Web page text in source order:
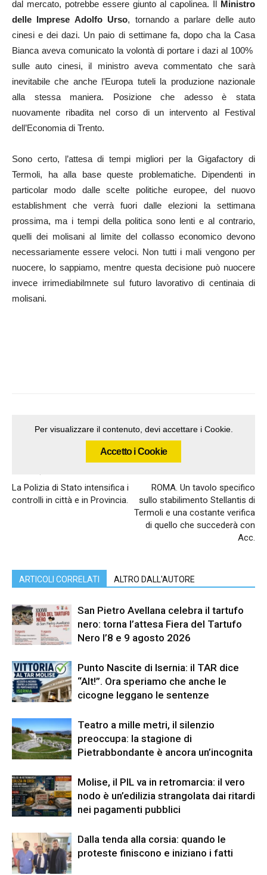
dal mercato, potrebbe essere giunto al capolinea. Il Ministro
delle Imprese Adolfo Urso, tornando a parlare delle auto
cinesi e dei dazi. Un paio di settimane fa, dopo cha la Casa
Bianca aveva comunicato la volontà di portare i dazi al 100%
sulle auto cinesi, il ministro aveva commentato che sarà
inevitabile che anche l’Europa tuteli la produzione nazionale
alla stessa maniera. Posizione che adesso è stata
nuovamente ribadita nel corso di un intervento al Festival
dell’Economia di Trento.
Sono certo, l’attesa di tempi migliori per la Gigafactory di
Termoli, ha alla base queste problematiche. Dipendenti in
particolar modo dalle scelte politiche europee, del nuovo
establishment che verrà fuori dalle elezioni la settimana
prossima, ma i tempi della politica sono lenti e al contrario,
quelli dei molisani al limite del collasso economico devono
necessariamente essere veloci. Non tutti i mali vengono per
nuocere, lo sappiamo, mentre questa decisione può nuocere
invece irrimediabilmnete sul futuro lavorativo di centinaia di
molisani.
Per visualizzare il contenuto, devi accettare i Cookie.
Accetto i Cookie
La Polizia di Stato intensifica i
controlli in città e in Provincia.
ROMA. Un tavolo specifico
sullo stabilimento Stellantis di
Termoli e una costante verifica
di quello che succederà con
Acc.
ARTICOLI CORRELATI ALTRO DALL'AUTORE
San Pietro Avellana celebra il tartufo
nero: torna l’attesa Fiera del Tartufo
Nero l’8 e 9 agosto 2026
Punto Nascite di Isernia: il TAR dice
“Alt!”. Ora speriamo che anche le
cicogne leggano le sentenze
Teatro a mille metri, il silenzio
preoccupa: la stagione di
Pietrabbondante è ancora un’incognita
Molise, il PIL va in retromarcia: il vero
nodo è un’edilizia strangolata dai ritardi
nei pagamenti pubblici
Dalla tenda alla corsia: quando le
proteste finiscono e iniziano i fatti